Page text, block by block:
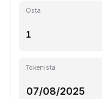
Osta
Tokenista